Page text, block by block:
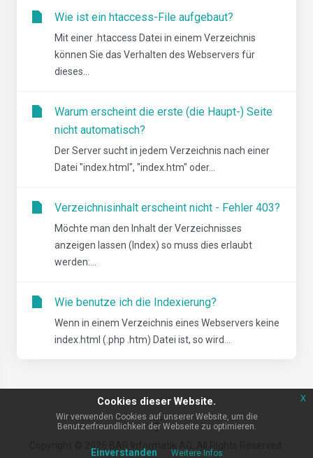
Wie ist ein htaccess-File aufgebaut?
Mit einer .htaccess Datei in einem Verzeichnis
können Sie das Verhalten des Webservers für
dieses...
Warum erscheint die erste (die Haupt-) Seite
nicht automatisch?
Der Server sucht in jedem Verzeichnis nach einer
Datei "index.html", "index.htm" oder...
Verzeichnisinhalt erscheint nicht - Fehler 403?
Möchte man den Inhalt der Verzeichnisses
anzeigen lassen (Index) so muss dies erlaubt
werden:...
Wie benutze ich die Indexierung?
Wenn in einem Verzeichnis eines Webservers keine
index.html (.php .htm) Datei ist, so wird...
Cookies dieser Website.
Wir verwenden Cookies auf unserer Website, um die
Benutzerfreundlichkeit der Webseite zu optimieren.
Einverstanden Weitere Infos
x